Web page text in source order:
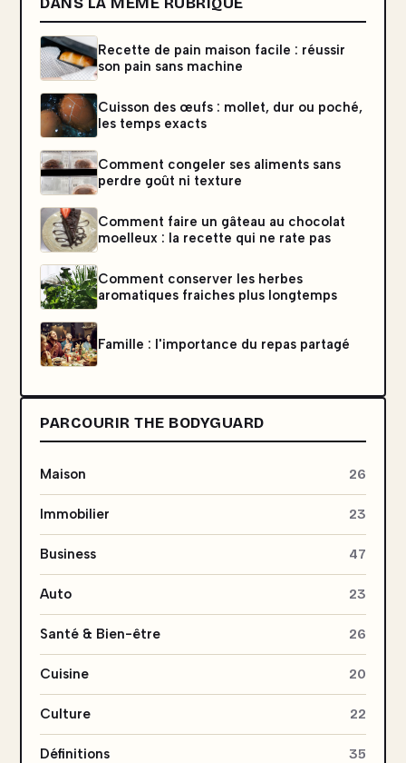
Recette de pain maison facile : réussir
son pain sans machine
Cuisson des œufs : mollet, dur ou poché,
les temps exacts
Comment congeler ses aliments sans
perdre goût ni texture
Comment faire un gâteau au chocolat
moelleux : la recette qui ne rate pas
Comment conserver les herbes
aromatiques fraiches plus longtemps
Famille : l'importance du repas partagé
PARCOURIR THE BODYGUARD
Maison 26
Immobilier 23
Business 47
Auto 23
Santé & Bien-être 26
Cuisine 20
Culture 22
Définitions 35